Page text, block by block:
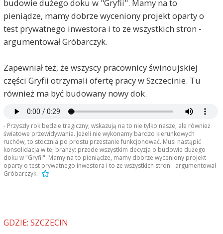
budowie dużego doku w "Gryfii". Mamy na to
pieniądze, mamy dobrze wyceniony projekt oparty o
test prywatnego inwestora i to ze wszystkich stron -
argumentował Gróbarczyk.
Zapewniał też, że wszyscy pracownicy świnoujskiej
części Gryfii otrzymali ofertę pracy w Szczecinie. Tu
również ma być budowany nowy dok.
- Przyszły rok będzie tragiczny; wskazują na to nie tylko nasze, ale również
światowe przewidywania. Jeżeli nie wykonamy bardzo kierunkowych
ruchów, to stocznia po prostu przestanie funkcjonować. Musi nastąpić
konsolidacja w tej branży: przede wszystkim decyzja o budowie dużego
doku w "Gryfii". Mamy na to pieniądze, mamy dobrze wyceniony projekt
oparty o test prywatnego inwestora i to ze wszystkich stron - argumentował
Gróbarczyk.
GDZIE: SZCZECIN
Jan Nowak 2020-12-21, godz. 12:07
@Nikt - tonie tupet. To CHAMSTWO
Chyba każdy średnio i mało rozgarnięty jegomość
w tym kraju dokładnie zdaje sobie sprawę, że ta
sprzedaż Świnoujścia nie jest w celu kupienia doku.
dziwny sposób wyparuje, zanim zacznie się
budowa doku... Potem się powie, że poszła na
restrukturyzację zakładu... A z doku zostanie
rdzewiejąca stępka. Chciałbym się mylić...
emo 2020-12-22, godz. 20:58
przez radio szczecin, ktorego tez juz nie da sie